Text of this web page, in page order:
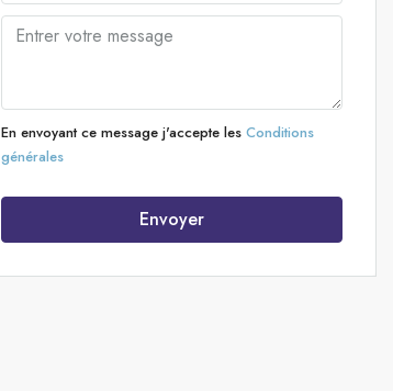
En envoyant ce message j'accepte les Conditions
générales
Envoyer